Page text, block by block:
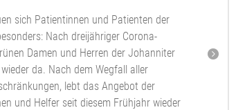
sich Patientinnen und Patienten der
Nach dreijähriger Corona-
Damen und Herren der Johanniter
da. Nach dem Wegfall aller
lebt das Angebot der
und Helfer seit diesem Frühjahr wieder